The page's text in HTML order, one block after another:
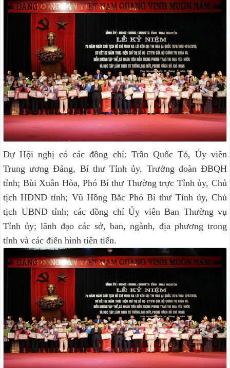
Dự Hội nghị có các đồng chí: Trần Quốc Tỏ, Ủy viên
Trung ương Đảng, Bí thư Tỉnh ủy, Trưởng đoàn ĐBQH
tỉnh; Bùi Xuân Hòa, Phó Bí thư Thường trực Tỉnh ủy, Chủ
tịch HĐND tỉnh; Vũ Hồng Bắc Phó Bí thư Tỉnh ủy, Chủ
tịch UBND tỉnh; các đồng chí Ủy viên Ban Thường vụ
Tỉnh ủy; lãnh đạo các sở, ban, ngành, địa phương trong
tỉnh và các điển hình tiên tiến.